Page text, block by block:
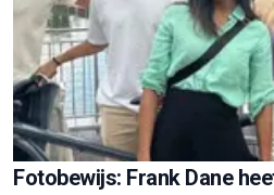
Fotobewijs: Frank Dane